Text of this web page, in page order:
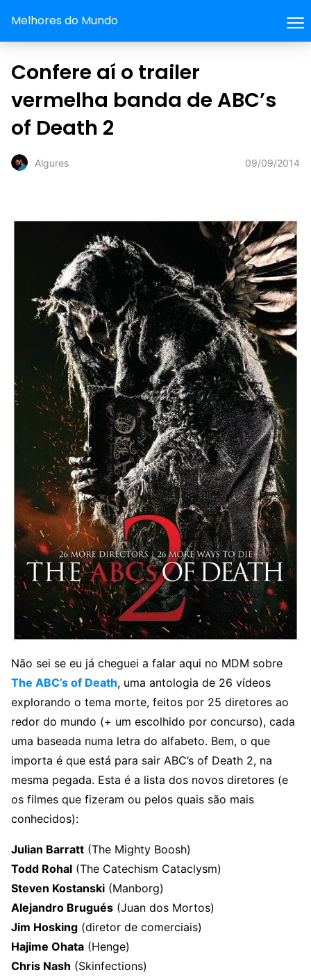
Melhores do Mundo
Confere aí o trailer
vermelha banda de ABC’s
of Death 2
Algures 09/09/2014
Não sei se eu já cheguei a falar aqui no MDM sobre
The ABC’s of Death, uma antologia de 26 vídeos
explorando o tema morte, feitos por 25 diretores ao
redor do mundo (+ um escolhido por concurso), cada
uma baseada numa letra do alfabeto. Bem, o que
importa é que está para sair ABC’s of Death 2, na
mesma pegada. Esta é a lista dos novos diretores (e
os filmes que fizeram ou pelos quais são mais
conhecidos):
Julian Barratt (The Mighty Boosh)
Todd Rohal (The Catechism Cataclysm)
Steven Kostanski (Manborg)
Alejandro Brugués (Juan dos Mortos)
Jim Hosking (diretor de comerciais)
Hajime Ohata (Henge)
Chris Nash (Skinfections)